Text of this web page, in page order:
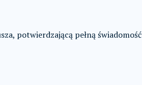
potwierdzającą pełną świadomość